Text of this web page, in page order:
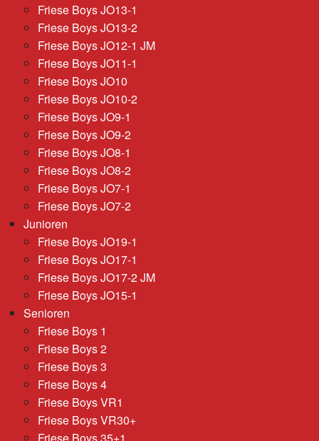
Friese Boys JO13-1
Friese Boys JO13-2
Friese Boys JO12-1 JM
Friese Boys JO11-1
Friese Boys JO10
Friese Boys JO10-2
Friese Boys JO9-1
Friese Boys JO9-2
Friese Boys JO8-1
Friese Boys JO8-2
Friese Boys JO7-1
Friese Boys JO7-2
Junioren
Friese Boys JO19-1
Friese Boys JO17-1
Friese Boys JO17-2 JM
Friese Boys JO15-1
Senioren
Friese Boys 1
Friese Boys 2
Friese Boys 3
Friese Boys 4
Friese Boys VR1
Friese Boys VR30+
Friese Boys 35+1